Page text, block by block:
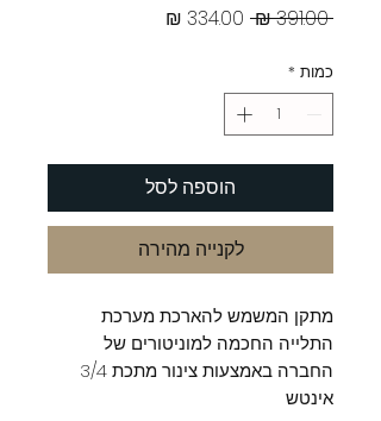
‏391.00 ‏₪
מחיר
כמות *
הוספה לסל
לקנייה מהירה
מתקן המשמש להארכת מערכת
התלייה החכמה למוניטורים של
החברה באמצעות צינור מתכת 3/4
אינטש